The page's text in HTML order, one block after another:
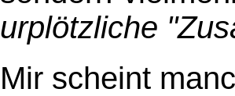
urplötzliche
Mir scheint